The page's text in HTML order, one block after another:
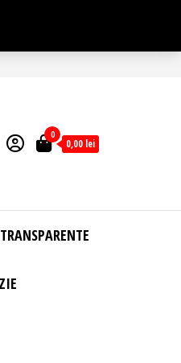
0
0,00 lei